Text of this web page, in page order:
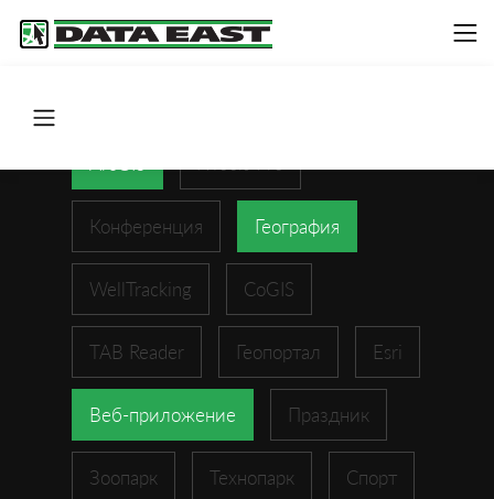
Конференция География
WellTracking CoGIS
TAB Reader Геопортал Esri
Веб-приложение Праздник
Зоопарк Технопарк Спорт